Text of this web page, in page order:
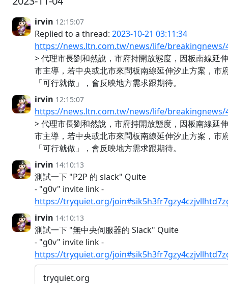
irvin 12:15:07
Replied to a thread: 2023-10-21 03:11:34
https://news.ltn.com.tw/news/life/breakingnews/
> 代理市長劉和然說，市府持開放態度，因板南線延
市主導，若中央或北市來問板南線延伸汐止方案，市
「可行就做」，會反映地方需求跟期待。
irvin 12:15:07
https://news.ltn.com.tw/news/life/breakingnews/
> 代理市長劉和然說，市府持開放態度，因板南線延
市主導，若中央或北市來問板南線延伸汐止方案，市
「可行就做」，會反映地方需求跟期待。
irvin 14:10:13
測試一下 "P2P 的 slack" Quite
- "g0v" invite link -
https://tryquiet.org/
irvin 14:10:13
測試一下 "無中央伺服器的 Slack" Quite
- "g0v" invite link -
https://tryquiet.org/
tryquiet.org